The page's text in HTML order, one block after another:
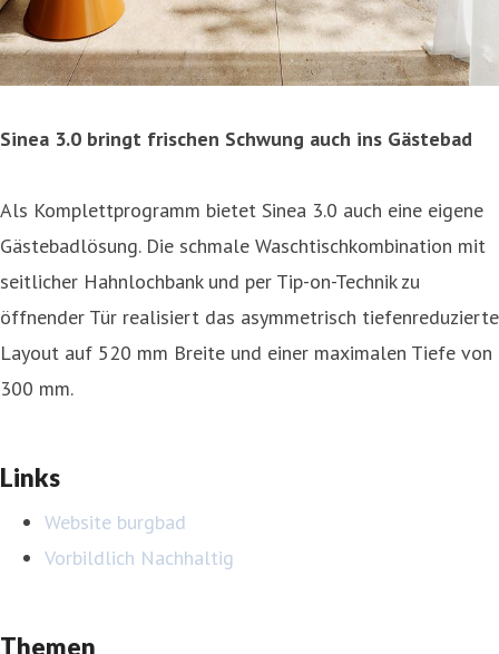
Sinea 3.0 bringt frischen Schwung auch ins Gästebad
Als Komplettprogramm bietet Sinea 3.0 auch eine eigene
Gästebadlösung. Die schmale Waschtischkombination mit
seitlicher Hahnlochbank und per Tip-on-Technik zu
öffnender Tür realisiert das asymmetrisch tiefenreduzierte
Layout auf 520 mm Breite und einer maximalen Tiefe von
300 mm.
Links
Website burgbad
Vorbildlich Nachhaltig
Themen